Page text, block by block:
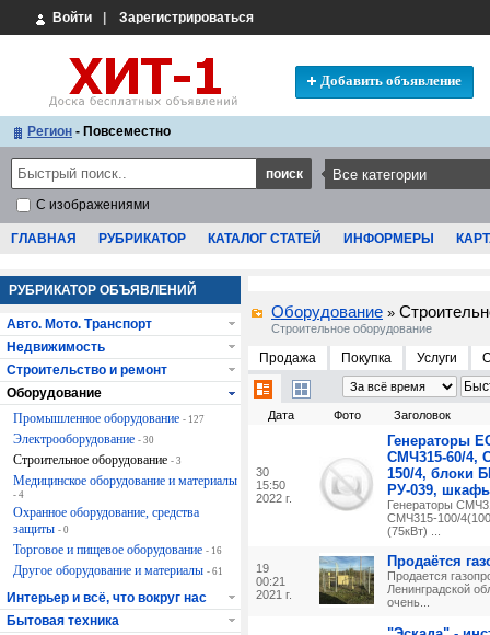
Войти Зарегистрироваться
Добавить объявление
Регион - Повсеместно
С изображениями
ГЛАВНАЯ РУБРИКАТОР КАТАЛОГ СТАТЕЙ ИНФОРМЕРЫ
Оборудование »
Строительное оборудование
Продажа Покупка Услуги
Дата Фото Заголовок
30
15:50
2022 г.
Генераторы
СМЧ315-60/4,
150/4, блоки
РУ-039,
Генераторы
СМЧ315-100/
(75кВт) ...
19
00:21
2021 г.
Продаётся
Продается
Ленинградской
очень...
РУБРИКАТОР ОБЪЯВЛЕНИЙ
Авто. Мото. Транспорт
Недвижимость
Строительство и ремонт
Оборудование
Промышленное оборудование - 127
Электрооборудование - 30
Строительное оборудование - 3
Медицинское оборудование и материалы
- 4
Охранное оборудование, средства
защиты - 0
Торговое и пищевое оборудование - 16
Другое оборудование и материалы - 61
Интерьер и всё, что вокруг нас
Бытовая техника